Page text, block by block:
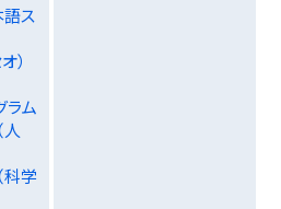
ス
）
ラム
科学